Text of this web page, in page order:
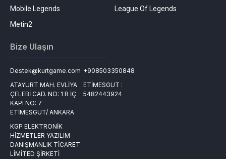
Mobile Legends
League Of Legends
Metin2
Bize Ulaşın
Destek@kurtgame.com +908503350848
ATAYURT MAH. EVLİYA
ÇELEBİ CAD. NO: 1 R İÇ
KAPI NO: 7
ETİMESGUT/ ANKARA
ETİMESGUT :
5482443924
KGP ELEKTRONİK
HİZMETLER YAZILIM
DANIŞMANLIK TİCARET
LİMİTED ŞİRKETİ